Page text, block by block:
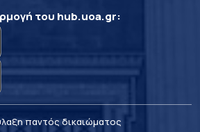
του hub.uoa.gr:
παντός δικαιώματος